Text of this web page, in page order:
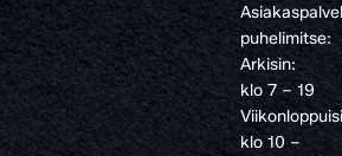
puhelimitse:
Arkisin:
klo 7 – 19
klo 10 –